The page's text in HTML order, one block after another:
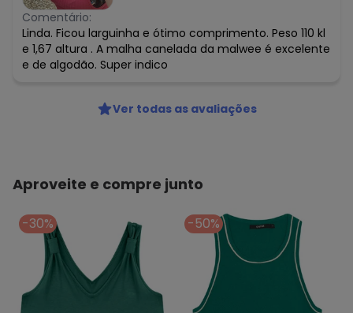
Comentário:
Linda. Ficou larguinha e ótimo comprimento. Peso 110 kl
e 1,67 altura . A malha canelada da malwee é excelente
e de algodão. Super indico
Ver todas as avaliações
Aproveite e compre junto
-30% -50%